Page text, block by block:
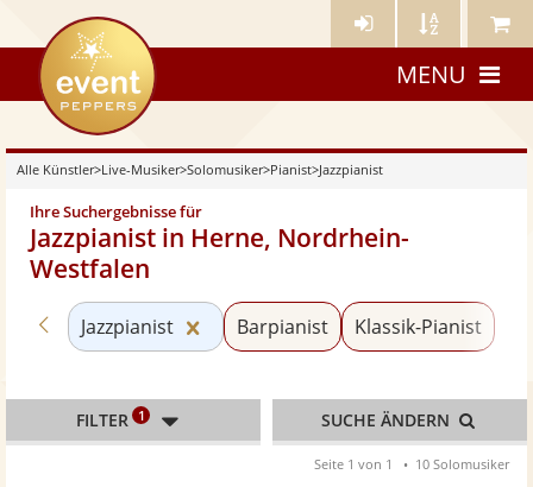
Künstler- Künstler Meine
eventpeppers
MENU
Alle Künstler>Live-Musiker>Solomusiker>Pianist>Jazzpianist
Ihre Suchergebnisse für
Jazzpianist in Herne, Nordrhein-
Westfalen
Zurück zu «Pianist»
Jazzpianist Kategorie «Jazzpianist»
Barpianist Klassik-Pianist
FILTER 1 SUCHE ÄNDERN
Seite 1 von 1 10 Solomusiker